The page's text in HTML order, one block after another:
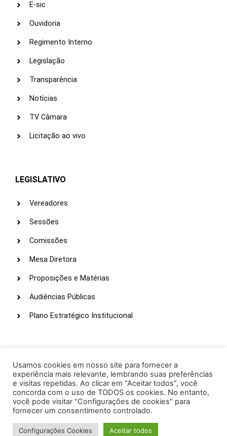
E-sic
Ouvidoria
Regimento Interno
Legislação
Transparência
Notícias
TV Câmara
Licitação ao vivo
LEGISLATIVO
Vereadores
Sessões
Comissões
Mesa Diretora
Proposições e Matérias
Audiências Públicas
Plano Estratégico Institucional
Webmail
Intranet
Administração
Usamos cookies em nosso site para fornecer a
experiência mais relevante, lembrando suas preferências
e visitas repetidas. Ao clicar em “Aceitar todos”, você
concorda com o uso de TODOS os cookies. No entanto,
você pode visitar "Configurações de cookies" para
fornecer um consentimento controlado.
Configurações Cookies Aceitar todos